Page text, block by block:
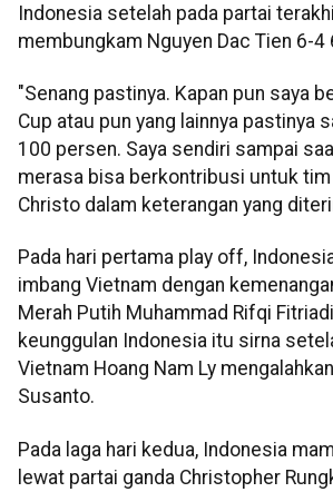
Indonesia setelah pada partai
membungkam Nguyen Dac Tien 6-4
"Senang pastinya. Kapan pun saya
Cup atau pun yang lainnya pastinya
100 persen. Saya sendiri sampai
merasa bisa berkontribusi untuk tim
Christo dalam keterangan yang
Pada hari pertama play off,
imbang Vietnam dengan
Merah Putih Muhammad Rifqi
keunggulan Indonesia itu sirna
Vietnam Hoang Nam Ly
Susanto.
Pada laga hari kedua, Indonesia
lewat partai ganda Christopher